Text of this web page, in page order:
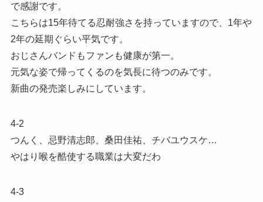
で感謝です。
こちらは15年待てる忍耐強さを持っていますので、1年や
2年の延期ぐらい平気です。
おじさんバンドもファンも健康が第一。
元気な姿で帰ってくるのを気長に待つのみです。
新曲の発売楽しみにしています。
4-2
つんく、忌野清志郎、桑田佳祐、チバユウスケ…
やはり喉を酷使する職業は大変だわ
4-3